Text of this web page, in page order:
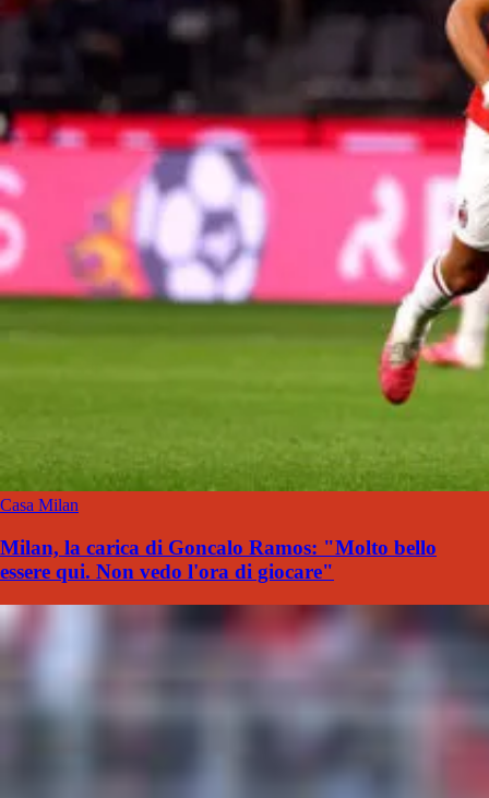
Casa Milan
Milan, la carica di Goncalo Ramos: "Molto bello
essere qui. Non vedo l'ora di giocare"